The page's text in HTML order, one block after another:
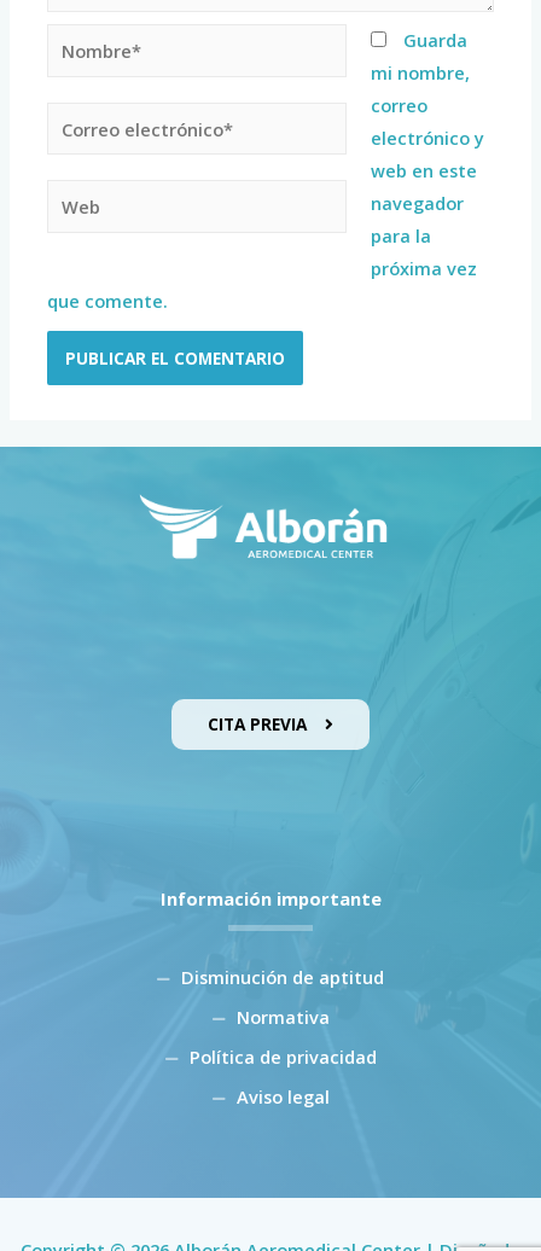
Guarda
mi nombre,
correo
electrónico y
web en este
navegador
para la
próxima vez
que comente.
CITA PREVIA
Información importante
Disminución de aptitud
Normativa
Política de privacidad
Aviso legal